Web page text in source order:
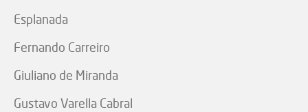
Esplanada
Fernando Carreiro
Giuliano de Miranda
Gustavo Varella Cabral